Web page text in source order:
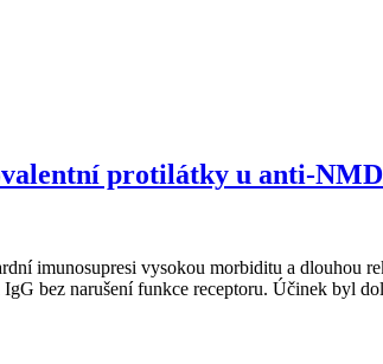
protilátky u anti-
imunosupresi vysokou morbiditu a dlouhou
bez narušení funkce receptoru. Účinek byl